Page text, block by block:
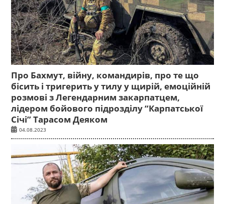
Про Бахмут, війну, командирів, про те що
бісить і тригерить у тилу у щирій, емоційній
розмові з Легендарним закарпатцем,
лідером бойового підрозділу “Карпатської
Січі” Тарасом Деяком
04.08.2023